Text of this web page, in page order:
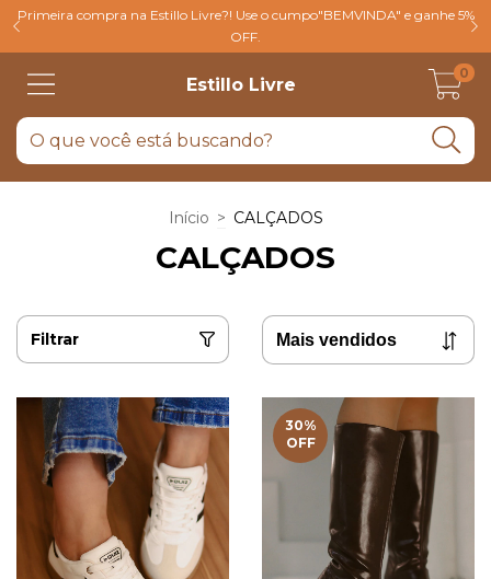
Primeira compra na Estillo Livre?! Use o cumpo"BEMVINDA" e ganhe 5%
OFF.
Estillo Livre
0
Início > CALÇADOS
CALÇADOS
Filtrar
30%
OFF